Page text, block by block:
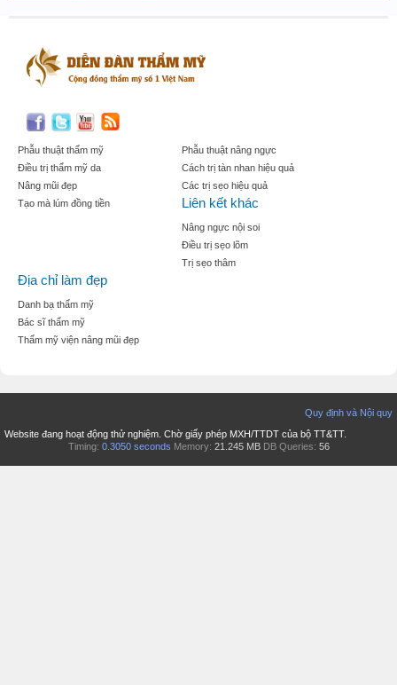
Phẫu thuật thẩm mỹ
Điều trị thẩm mỹ da
Nâng mũi đẹp
Tạo mà lúm đồng tiền
Phẫu thuật nâng ngực
Cách trị tàn nhan hiệu quả
Các trị sẹo hiệu quả
Liên kết khác
Nâng ngực nội soi
Điều trị sẹo lõm
Trị sẹo thâm
Địa chỉ làm đẹp
Danh bạ thẩm mỹ
Bác sĩ thẩm mỹ
Thẩm mỹ viện nâng mũi đẹp
Quy định và Nội quy
Website đang hoạt động thử nghiệm. Chờ giấy phép MXH/TTDT của bộ TT&TT.
Timing: 0.3050 seconds Memory: 21.245 MB DB Queries: 56